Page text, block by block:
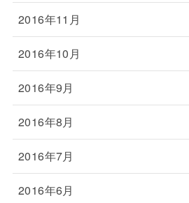
2016年11月
2016年10月
2016年9月
2016年8月
2016年7月
2016年6月